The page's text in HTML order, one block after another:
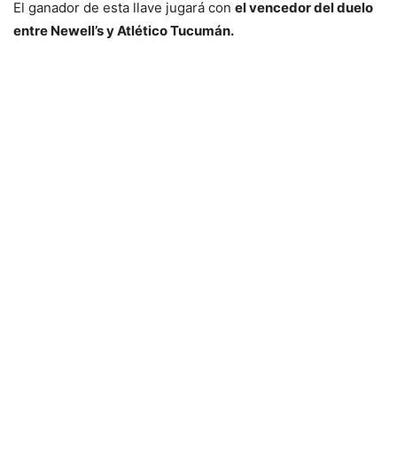
El ganador de esta llave jugará con el vencedor del duelo
entre Newell’s y Atlético Tucumán.